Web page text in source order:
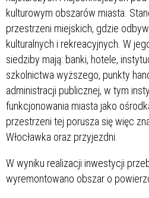
kulturowym obszarów miasta.
przestrzeni miejskich, gdzie
kulturalnych i rekreacyjnych. W
siedziby mają: banki, hotele,
szkolnictwa wyższego, punkty
administracji publicznej, w tym
funkcjonowania miasta jako
przestrzeni tej porusza się więc
Włocławka oraz przyjezdni.
W wyniku realizacji inwestycji
wyremontowano obszar o